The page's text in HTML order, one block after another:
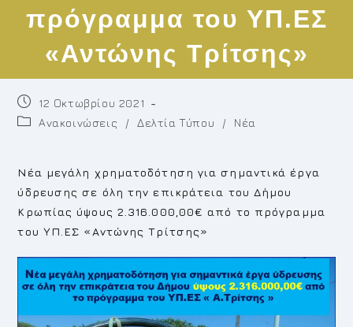
πρόγραμμα του ΥΠ.ΕΣ
«Αντώνης Τρίτσης»
Post
published:
12 Οκτωβρίου 2021
PostΑνακοινώσεις / Δελτία Τύπου / Νέα
N έα μεγάλη χρηματοδότηση για σημαντικά έργα
ύδρευσης σε όλη την επικράτεια του Δήμου
Κρωπίας ύψους 2.316.000,00€ από το πρόγραμμα
του ΥΠ.ΕΣ «Αντώνης Τρίτσης»